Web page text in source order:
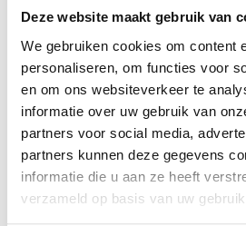
Deze website maakt gebruik van
We gebruiken cookies om content
personaliseren, om functies voor
en om ons websiteverkeer te
informatie over uw gebruik van
partners voor social media,
partners kunnen deze gegevens
informatie die u aan ze heeft
verzameld op basis van uw
Gewicht
500
Gewichtseenheid
Gram (g)